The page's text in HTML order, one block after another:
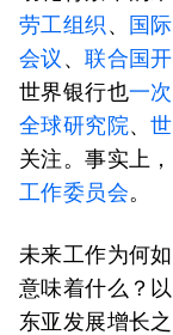
劳工组织、 国
会议 、联合国
世界银行也一次
全球研究院、
关注。事实上
工作委员会。
未来工作为何
意味着什么？
东亚发展增长